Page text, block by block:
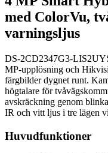
med ColorVu,
varningsljus
DS-2CD2347G3-
MP-upplösning och
färgbilder dygnet runt.
högtalare för
avskräckning genom
IR och vitt ljus i tre lägen
Huvudfunktioner